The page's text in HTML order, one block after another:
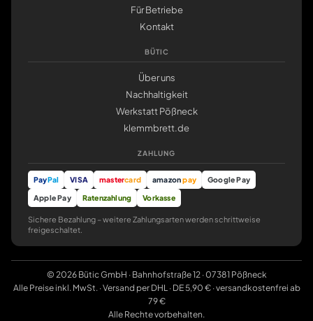
Für Betriebe
Kontakt
BÜTIC
Über uns
Nachhaltigkeit
Werkstatt Pößneck
klemmbrett.de
ZAHLUNG
PayPal VISA mastercard amazonpay
Google Pay
Apple Pay
Ratenzahlung Vorkasse
Sichere Bezahlung – weitere Zahlungsarten werden schrittweise
freigeschaltet.
© 2026 Bütic GmbH · Bahnhofstraße 12 · 07381 Pößneck
Alle Preise inkl. MwSt. · Versand per DHL · DE 5,90 € · versandkostenfrei ab
79 €
Alle Rechte vorbehalten.